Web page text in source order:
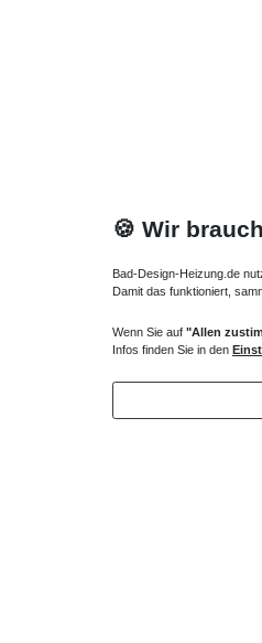
Heizkörper Ventil
135,00 € *
🍪 Wir
Bad-Design-Heizung.de
Damit das funktioniert,
Wenn Sie auf "Allen
Infos finden Sie in den